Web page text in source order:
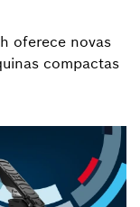
oferece novas
compactas